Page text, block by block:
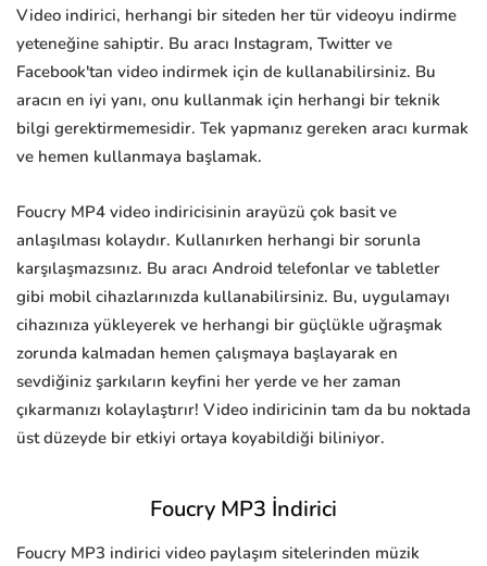
Video indirici, herhangi bir siteden her tür videoyu indirme
yeteneğine sahiptir. Bu aracı Instagram, Twitter ve
Facebook'tan video indirmek için de kullanabilirsiniz. Bu
aracın en iyi yanı, onu kullanmak için herhangi bir teknik
bilgi gerektirmemesidir. Tek yapmanız gereken aracı kurmak
ve hemen kullanmaya başlamak.
Foucry MP4 video indiricisinin arayüzü çok basit ve
anlaşılması kolaydır. Kullanırken herhangi bir sorunla
karşılaşmazsınız. Bu aracı Android telefonlar ve tabletler
gibi mobil cihazlarınızda kullanabilirsiniz. Bu, uygulamayı
cihazınıza yükleyerek ve herhangi bir güçlükle uğraşmak
zorunda kalmadan hemen çalışmaya başlayarak en
sevdiğiniz şarkıların keyfini her yerde ve her zaman
çıkarmanızı kolaylaştırır! Video indiricinin tam da bu noktada
üst düzeyde bir etkiyi ortaya koyabildiği biliniyor.
Foucry MP3 İndirici
Foucry MP3 indirici video paylaşım sitelerinden müzik